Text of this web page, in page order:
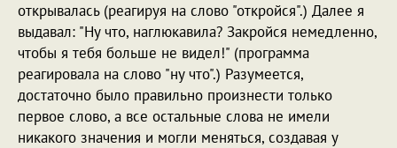
открывалась (реагируя на слово "откройся".) Далее я
выдавал: "Ну что, наглюкавила? Закройся немедленно,
чтобы я тебя больше не видел!" (программа
реагировала на слово "ну что".) Разумеется,
достаточно было правильно произнести только
первое слово, а все остальные слова не имели
никакого значения и могли меняться, создавая у